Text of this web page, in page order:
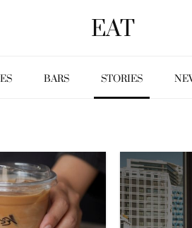
EAT
BARS STORIES